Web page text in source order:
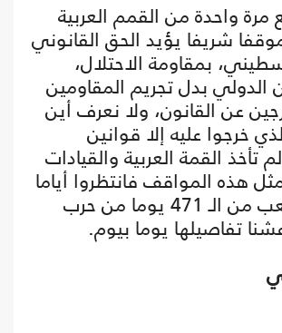
واحدة من القمم العربية
شريفا يؤيد الحق القانوني
بمقاومة الاحتلال،
بدل تجريم المقاومين
عن القانون، ولا نعرف أين
خرجوا عليه إلا قوانين
تأخذ القمة العربية والقيادات
هذه المواقف فانتظروا أياما
قد تكون أصعب من الـ 471 يوما من حرب
تفاصيلها يوما بيوم.